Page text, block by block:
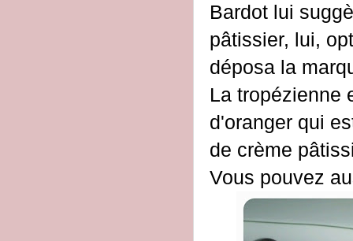
Bardot lui
pâtissier, lui,
déposa la
La tropézienne
d'oranger qui
de crème
Vous pouvez